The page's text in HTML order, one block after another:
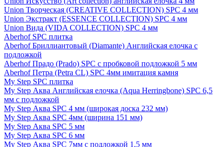
Union Творческая (CREATIVE COLLECTION) SPC 4 мм
Union Экстракт (ESSENCE COLLECTION) SPC 4 мм
Union Вида (VIDA COLLECTION) SPC 4 мм
Aberhof SPC плитка
Aberhof Бриллиантовый (Diamante) Английская елочка с
подложкой
Aberhof Прадо (Prado) SPC с пробковой подложкой 5 мм
Aberhof Петра (Petra CL) SPC 4мм имитация камня
My Step SPC плитка
My Step Аква Английская елочка (Aqua Herringbone) SPC 6,5
мм с подложкой
My Step Аква SPC 4 мм (широкая доска 232 мм)
My Step Аква SPC 4мм (ширина 151 мм)
My Step Аква SPC 5 мм
My Step Аква SPC 6 мм
My Step Аква SPC 7мм c подложкой 1,5 мм